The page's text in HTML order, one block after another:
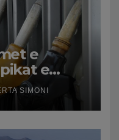
e
e
e
naftën
SIMONI